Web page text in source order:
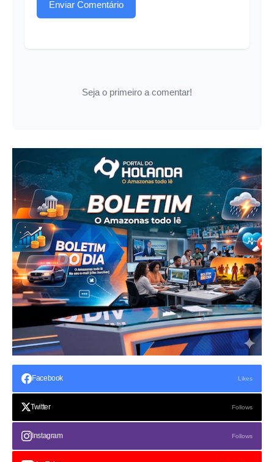
Enviar Comentário
Seja o primeiro a comentar!
Facebook Likes
Twitter Follows
Instagram Follows